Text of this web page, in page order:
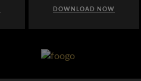
DOWNLOAD NOW